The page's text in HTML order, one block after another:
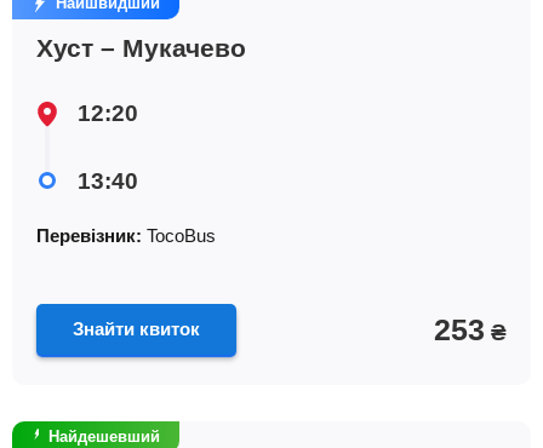
Хуст – Мукачево
12:20
13:40
Перевізник: TocoBus
Знайти квиток 253 ₴
Найдешевший